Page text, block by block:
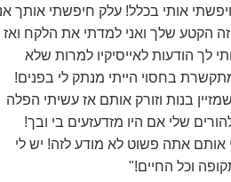
אותי בכלל! עלק חיפשתי אותך
הקטע שלך ואני למדתי את הלקח ואז
לך הודעות לאייסיקיו למרות שלא
בחסוי הייתי מנתק לי בפנים!
בנות וזורק אותם אז עשיתי הפלה
שלי אם היו מזדעזעים בי ובך!
אותם אתה פשוט לא מודע לזה! יש לי
וכל החיים!"